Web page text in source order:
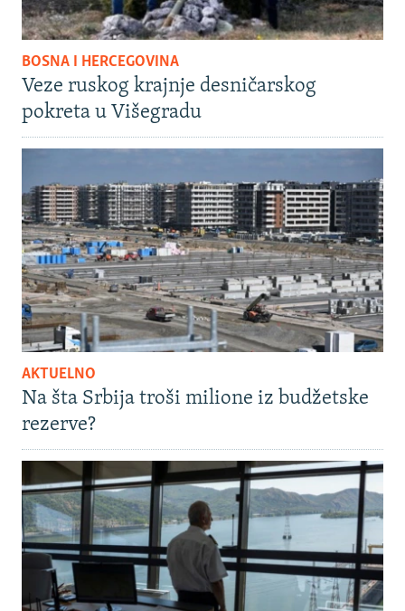
BOSNA I HERCEGOVINA
Veze ruskog krajnje desničarskog
pokreta u Višegradu
AKTUELNO
Na šta Srbija troši milione iz budžetske
rezerve?